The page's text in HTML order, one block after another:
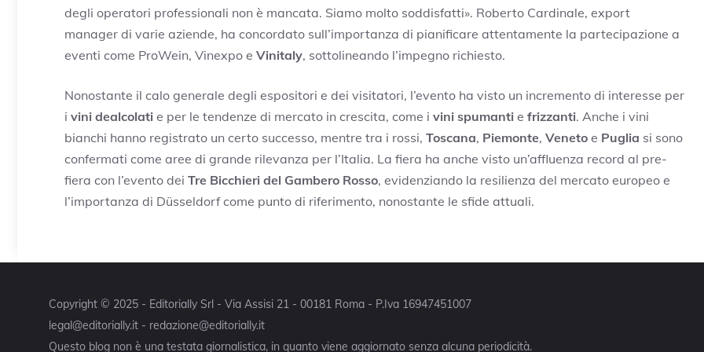
degli operatori professionali non è mancata. Siamo molto soddisfatti». Roberto Cardinale, export
manager di varie aziende, ha concordato sull’importanza di pianificare attentamente la partecipazione a
eventi come ProWein, Vinexpo e Vinitaly, sottolineando l’impegno richiesto.
Nonostante il calo generale degli espositori e dei visitatori, l’evento ha visto un incremento di interesse per
i vini dealcolati e per le tendenze di mercato in crescita, come i vini spumanti e frizzanti. Anche i vini
bianchi hanno registrato un certo successo, mentre tra i rossi, Toscana, Piemonte, Veneto e Puglia si sono
confermati come aree di grande rilevanza per l’Italia. La fiera ha anche visto un’affluenza record al pre-
fiera con l’evento dei Tre Bicchieri del Gambero Rosso, evidenziando la resilienza del mercato europeo e
l’importanza di Düsseldorf come punto di riferimento, nonostante le sfide attuali.
Copyright © 2025 - Editorially Srl - Via Assisi 21 - 00181 Roma - P.Iva 16947451007
legal@editorially.it - redazione@editorially.it
Questo blog non è una testata giornalistica, in quanto viene aggiornato senza alcuna periodicità.